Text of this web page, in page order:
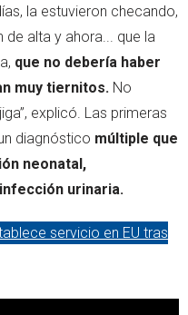
la estuvieron checando,
alta y ahora... que la
que no debería haber
muy tiernitos. No
explicó. Las primeras
diagnóstico múltiple que
neonatal,
urinaria.
servicio en EU tras